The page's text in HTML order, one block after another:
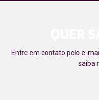
Entre em contato pelo e-
saiba